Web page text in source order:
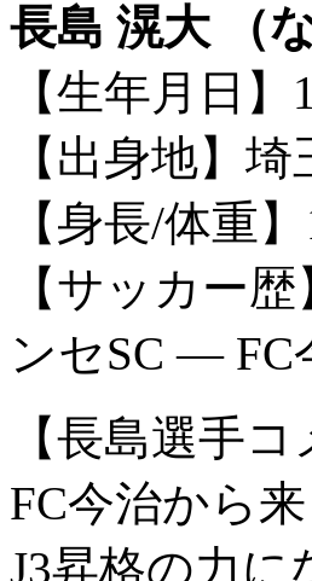
長島 滉大 （
【生年月日
【出身地】埼
【身長/体重
【サッカー
ンセSC ― FC
【長島選手コ
FC今治から
J3昇格の力